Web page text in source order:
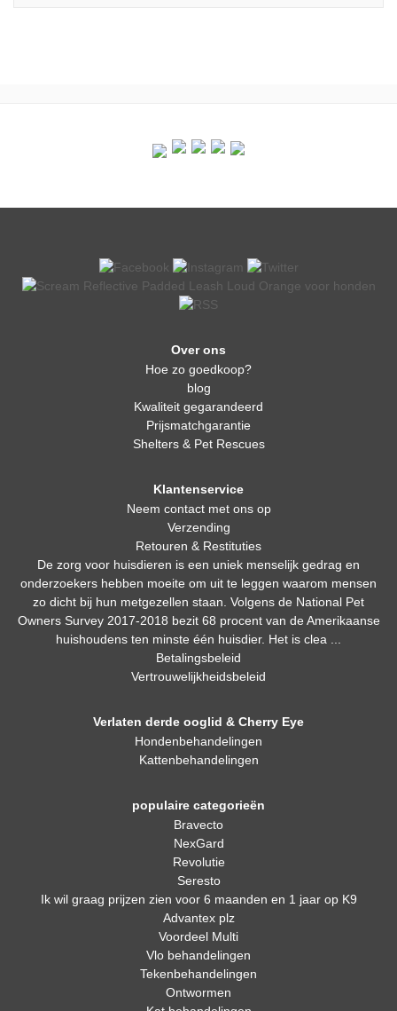
Over ons
Hoe zo goedkoop?
blog
Kwaliteit gegarandeerd
Prijsmatchgarantie
Shelters & Pet Rescues
Klantenservice
Neem contact met ons op
Verzending
Retouren & Restituties
De zorg voor huisdieren is een uniek menselijk gedrag en
onderzoekers hebben moeite om uit te leggen waarom mensen
zo dicht bij hun metgezellen staan. Volgens de National Pet
Owners Survey 2017-2018 bezit 68 procent van de Amerikaanse
huishoudens ten minste één huisdier. Het is clea ...
Betalingsbeleid
Vertrouwelijkheidsbeleid
Verlaten derde ooglid & Cherry Eye
Hondenbehandelingen
Kattenbehandelingen
populaire categorieën
Bravecto
NexGard
Revolutie
Seresto
Ik wil graag prijzen zien voor 6 maanden en 1 jaar op K9
Advantex plz
Voordeel Multi
Vlo behandelingen
Tekenbehandelingen
Ontwormen